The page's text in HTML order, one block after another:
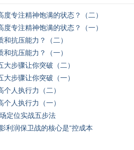
度专注精神饱满的状态？（二）
度专注精神饱满的状态？（一）
抗压能力？（二）
抗压能力？（一）
大步骤让你突破（二）
大步骤让你突破（一）
人执行力（二）
人执行力（一）
定位实战五步法
利润保卫战的核心是“控成本